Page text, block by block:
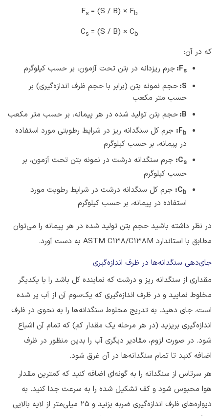
Fs = (S / B) × Fb
Cs = (S / B) × Cb
که در آن:
Fs
:جرم ریزدانه در بتن تحت آزمون، بر حسب کیلوگرم
S
:حجم نمونه بتن (برابر با حجم ظرف اندازه‌گیری) بر
حسب متر مکعب
B
:حجم بتن تولید شده در هر پیمانه، بر حسب متر مکعب
Fb
: جرم کل سنگدانه ریز در شرایط رطوبتی مورد استفاده
در پیمانه، بر حسب کیلوگرم
Cs
: جرم سنگدانه درشت در نمونه بتن تحت آزمون، بر
حسب کیلوگرم
Cb
: جرم کل سنگدانه درشت در شرایط رطوبت مورد
استفاده در پیمانه، بر حسب کیلوگرم
در نظر داشته باشید حجم بتن تولید شده در هر پیمانه را می‌توان
مطابق با استاندارد ASTM C138/C138M به دست آورد.
جای‌دهی سنگدانه‌ها در ظرف اندازه‌گیری
مقداری از سنگدانه ریز و درشت که نماینده کل باشد را با یکدیگر
مخلوط نمایید و در ظرف اندازه‌گیری که یک‌سوم آن از آب پر شده
است، جای دهید. به تدریج مخلوط سنگدانه‌ها را به نحوی در ظرف
اندازه‌گیری بریزید (در هر مرحله یک مقدار کم) که تمام آن اشباع
شود. در صورت لزوم، مقادیر دیگری آب را بدین منظور در ظرف
اضافه کنید تا تمام سنگدانه‌ها در آن غرق شود.
هر سرتاس از سنگدانه را به گونه‌ای اضافه کنید که کمترین مقدار
هوا محبوس شود و کف تشکیل شده را به سرعت جدا کنید. به
دیواره‌های ظرف اندازه‌گیری ضربه بزنید و ۲۵ میلی‌متر از لایه بالایی